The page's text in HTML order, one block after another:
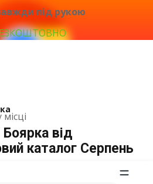
під рукою
Боярка від
каталог Серпень